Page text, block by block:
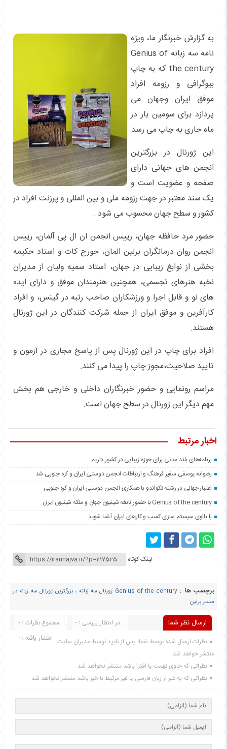
به گزارش خبرنگار ما، ویژه
نامه سه زبانه Genius of
the century که به چاپ
بیوگرافی و رزومه افراد
موفق ایران وجهان می
پردازد برای سومین بار در
ماه جاری به چاپ می رسد
این ژورنال در بزرگترین
انجمن های جهانی دارای
صفحه و عضویت است و
یک سند معتبر در جهت رزومه ملی و بین المللی و پرزنت افراد در
کشور و سطح جهان محسوب می شود .
حضور مرد حافظه جهان، رییس انجمن ان ال پی آلمان، رییس
انجمن روان درمانگران برلین المان، جورج کات و استاد حکیمه
بخشی از نوابغ زیبایی در جهان، استاد سمیه ولیان از مدیران
نخبه هنرهای تجسمی، همچنین هنرمندان موفق و دارای ایده
های نو و قابل اجرا و ورزشکاران صاحب رتبه در گینس، و افراد
کارآفرین و موفق ایران از جمله شرکت کنندگان در این ژورنال
هستند.
افراد برای چاپ در این ژورنال پس از پاسخ مجازی در آزمون و
تایید صلاحیت،مجوز چاپ را پیدا می کنند.
مراسم رونمایی و حضور خبرنگاران داخلی و خارجی هم بخش
مهم دیگر این ژورنال در سطح جهان است.
اخبار مرتبط
برنامه‌های بلند مدتی برای حوزه زیبایی در کشور داریم
رضوانه یوسفی سفیر فرهنگ و ارتباطات انجمن دوستی ایران و کره جنوبی شد
اعتبار جهانی در رشته تکواندو با همکاری انجمن دوستی ایران و کره جنوبی
Genius of the century با حضور نابغه شینیون جهان و ملکه شینیون ایران
با بانوی سیستم سازی کسب و کارهای ایران آشنا شوید
لینک کوتاه
برچسب ها : Genius of the century ژورنال سه زباته ، بزرگترین ژورنال سه زبانه در
مسیر برلین
ارسال نظر شما مجموع نظرات : 0
در انتظار بررسی : 0
انتشار یافته : 0 نظرات ارسال شده توسط شما، پس از تایید توسط مدیران سایت
منتشر خواهد شد.
نظراتی که حاوی تهمت یا افترا باشد منتشر نخواهد شد.
نظراتی که به غیر از زبان فارسی یا غیر مرتبط با خبر باشد منتشر نخواهد شد.